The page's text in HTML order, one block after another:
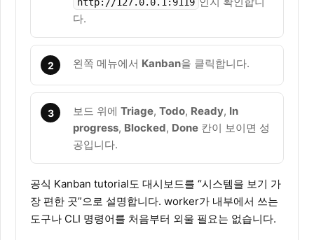
다.
2 왼쪽 메뉴에서 Kanban을 클릭합니다.
3 보드 위에Triage,Todo, Ready, In
progress, Blocked, Done 칸이 보이면 성
공입니다.
공식 Kanban tutorial도 대시보드를 “시스템을 보기 가
장 편한 곳”으로 설명합니다. worker가 내부에서 쓰는
도구나 CLI 명령어를 처음부터 외울 필요는 없습니다.